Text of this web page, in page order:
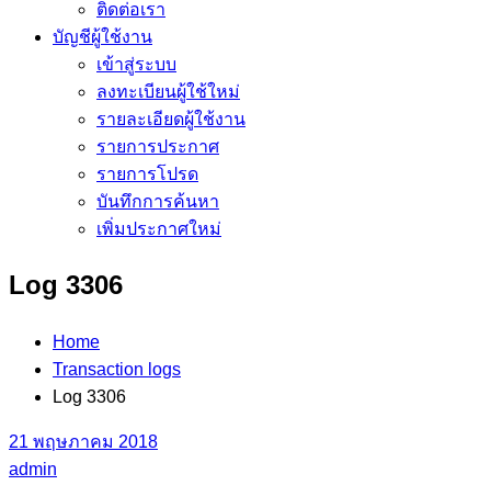
ติดต่อเรา
บัญชีผู้ใช้งาน
เข้าสู่ระบบ
ลงทะเบียนผู้ใช้ใหม่
รายละเอียดผู้ใช้งาน
รายการประกาศ
รายการโปรด
บันทึกการค้นหา
เพิ่มประกาศใหม่
Log 3306
Home
Transaction logs
Log 3306
21 พฤษภาคม 2018
admin